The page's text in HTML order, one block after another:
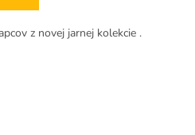
z novej jarnej kolekcie .